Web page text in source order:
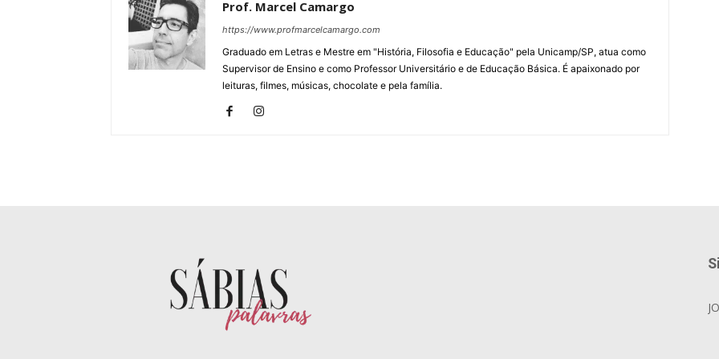
Prof. Marcel Camargo
https://www.profmarcelcamargo.com
Graduado em Letras e Mestre em "História, Filosofia e Educação" pela Unicamp/SP, atua como
Supervisor de Ensino e como Professor Universitário e de Educação Básica. É apaixonado por
leituras, filmes, músicas, chocolate e pela família.